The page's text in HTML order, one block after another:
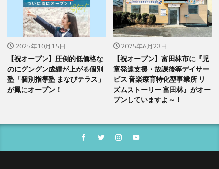
2025年10月15日
【祝オープン】圧倒的低価格な
のにグングン成績が上がる個別
塾「個別指導塾 まなびテラス」
が鳳にオープン！
2025年6月23日
【祝オープン】富田林市に『児
童発達支援・放課後等デイサー
ビス 音楽療育特化型事業所 リ
ズムストーリー 富田林』がオー
プンしていますよ～！